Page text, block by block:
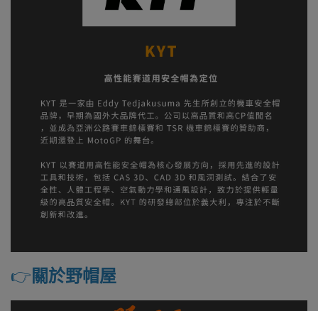
👉️ 關於野帽屋